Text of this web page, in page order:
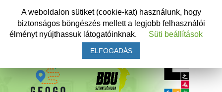
A weboldalon sütiket (cookie-kat) használunk, hogy
biztonságos böngészés mellett a legjobb felhasználói
élményt nyújthassuk látogatóinknak.
Süti beállítások
ELFOGADÁS